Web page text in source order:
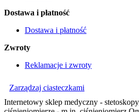
Dostawa i płatność
Dostawa i płatność
Zwroty
Reklamacje i zwroty
Zarządzaj ciasteczkami
Internetowy sklep medyczny -